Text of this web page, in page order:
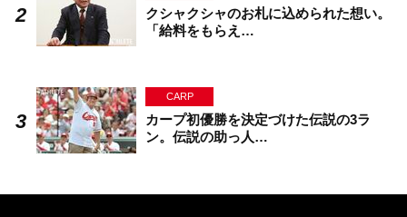
クシャクシャのお札に込められた想い。
「給料をもらえ…
CARP
カープ初優勝を決定づけた伝説の3ラ
ン。伝説の助っ人…